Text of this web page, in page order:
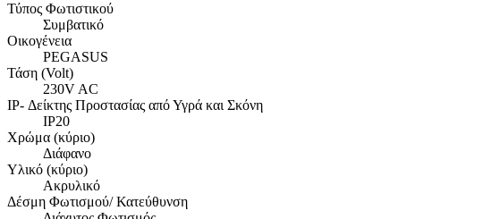
Τύπος Φωτιστικού
Συμβατικό
Οικογένεια
PEGASUS
Τάση (Volt)
230V AC
IP- Δείκτης Προστασίας από Υγρά και Σκόνη
IP20
Χρώμα (κύριο)
Διάφανο
Υλικό (κύριο)
Ακρυλικό
Δέσμη Φωτισμού/ Κατεύθυνση